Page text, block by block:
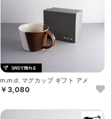
m.m.d. マグカップ ギフト アメ
￥3,080